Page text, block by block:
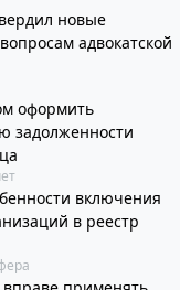
новые
адвокатской
оформить
задолженности
включения
в реестр